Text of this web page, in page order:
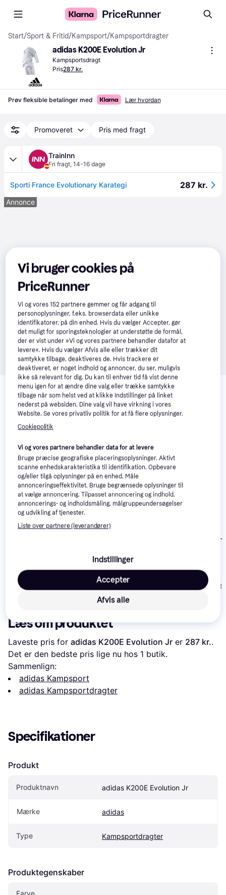
Start/Sport & Fritid/Kampsport/Kampsportdragter
adidas K200E Evolution Jr
Kampsportsdragt
Pris287 kr.
Prøv fleksible betalinger med Lær hvordan
Promoveret Pris med fragt
TrainInn
Fri fragt, 14-16 dage
Sporti France Evolutionary Karategi 287 kr.
Annonce
Relaterede produkter
Se vores forslag til andre produkter, der matcher dine
interesser. Vis alle
Kwon Karate Gi
Clubline Renshu -
White
199 kr. 334 kr.
Everlast
Eller 3 betalinger
100 kr.
Læs om produktet
Laveste pris for adidas K200E Evolution Jr er 287 kr..
Det er den bedste pris lige nu hos 1 butik.
Sammenlign:
adidas Kampsport
adidas Kampsportdragter
Specifikationer
Produkt
Produktnavn adidas K200E Evolution Jr
Mærke adidas
Type Kampsportdragter
Produktegenskaber
Farve
Vi bruger cookies på
PriceRunner
Vi og vores152 partnere gemmer og får adgang til
personoplysninger, f.eks. browserdata eller unikke
identifikatorer, på din enhed. Hvis du vælger Accepter, gør
det muligt for sporingsteknologier at understøtte de formål,
der er vist under »Vi og vores partnere behandler datafor at
levere«. Hvis du vælger Afvis alle eller trækker dit
samtykke tilbage, deaktiveres de. Hvis trackere er
deaktiveret, er noget indhold og annoncer, du ser, muligvis
ikke så relevant for dig. Du kan til enhver tid få vist denne
menu igen for at ændre dine valg eller trække samtykke
tilbage når som helst ved at klikke Indstillinger på linket
nederst på websiden. Dine valg vil have virkning i vores
Website. Se vores privatliv politik for at få flere oplysninger.
Cookiepolitik
Vi og vores partnere behandler data for at levere
Bruge præcise geografiske placeringsoplysninger. Aktivt
scanne enhedskarakteristika til identifikation. Opbevare
og/eller tilgå oplysninger på en enhed. Måle
annonceringseffektivitet. Bruge begrænsede oplysninger til
at vælge annoncering. Tilpasset annoncering og indhold,
annoncerings- og indholdsmåling, målgruppeundersøgelser
og udvikling af tjenester.
Liste over partnere (leverandører)
Indstillinger
Afvis alle
Accepter